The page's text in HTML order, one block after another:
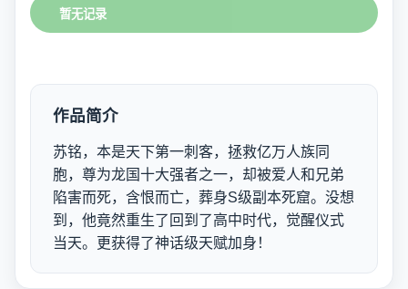
暂无记录
作品简介
苏铭，本是天下第一刺客，拯救亿万人族同
胞，尊为龙国十大强者之一，却被爱人和兄弟
陷害而死，含恨而亡，葬身S级副本死窟。没想
到，他竟然重生了回到了高中时代，觉醒仪式
当天。更获得了神话级天赋加身！